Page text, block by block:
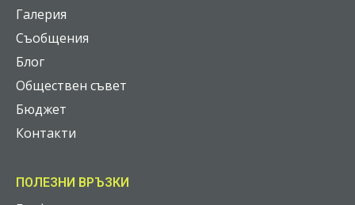
Галерия
Съобщения
Блог
Обществен съвет
Бюджет
Контакти
ПОЛЕЗНИ ВРЪЗКИ